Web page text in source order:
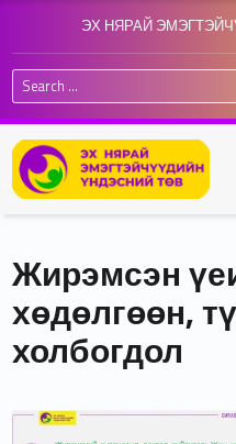
ЭХ НЯРАЙ
Search for:
Жирэмсэн
хөдөлгөөн,
холбогдол